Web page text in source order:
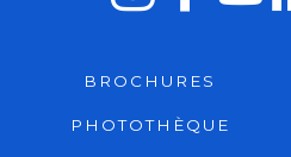
BROCHURES
PHOTOTHÈQUE